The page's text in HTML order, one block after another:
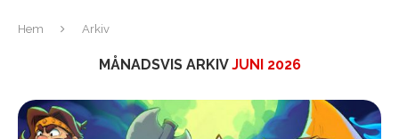
Hem Arkiv
MÅNADSVIS ARKIVJUNI 2026